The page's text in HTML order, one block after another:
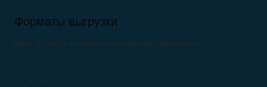
Форматы выгрузки
База готова к выгрузке в следующих форматах:
xls